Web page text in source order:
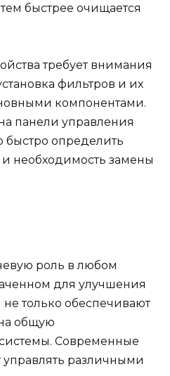
быстрее очищается
требует внимания
фильтров и их
компонентами.
панели управления
быстро определить
и необходимость замены
роль в любом
для улучшения
не только обеспечивают
общую
Современные
управлять различными